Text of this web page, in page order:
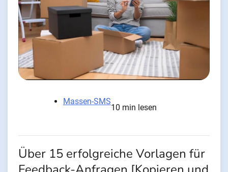
Massen-SMS
10 min lesen
Über 15 erfolgreiche Vorlagen für